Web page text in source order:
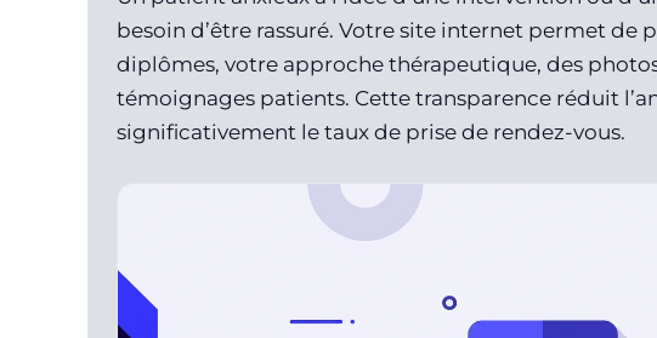
besoin d’être rassuré. Votre site internet permet de
diplômes, votre approche thérapeutique, des
témoignages patients. Cette transparence réduit
significativement le taux de prise de rendez-vous.